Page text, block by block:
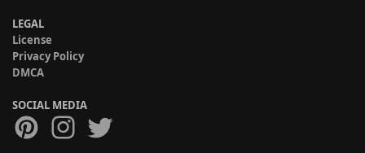
LEGAL
License
Privacy Policy
DMCA
SOCIAL MEDIA